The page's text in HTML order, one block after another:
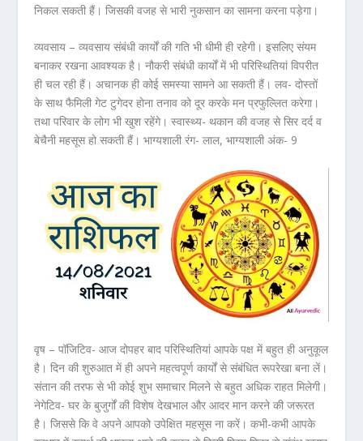
निकल सकती हैं। जिसकी वजह से भारी नुकसान का सामना करना पड़ेगा।
व्यवसाय – व्यवसाय संबंधी कार्यों की गति भी धीमी ही रहेगी। इसलिए संयम
बनाकर रखना आवश्यक है। नौकरी संबंधी कार्यों में भी परिस्थितियां विपरीत
ही चल रही हैं। अचानक ही कोई समस्या सामने आ सकती हैं। लव- दोस्तों
के साथ फैमिली गेट टुगेदर होना तनाव को दूर करके मन प्रफुल्लित करेगा।
तथा परिवार के लोग भी खुश रहेंगे। स्वास्थ्य- थकान की वजह से सिर दर्द व
बेचैनी महसूस हो सकती हैं। भाग्यशाली रंग- लाल, भाग्यशाली अंक- 9
वृष – पॉजिटिव- आज दोपहर बाद परिस्थितियां आपके पक्ष में बहुत ही अनुकूल
है। दिन की शुरुआत में ही अपने महत्वपूर्ण कार्यों से संबंधित रूपरेखा बना लें।
संतान की तरफ से भी कोई शुभ समाचार मिलने से बहुत अधिक राहत मिलेगी।
नेगेटिव- घर के बुजुर्गों की विशेष देखभाल और आदर मान करने की जरूरत
है। जिससे कि वे अपने आपको उपेक्षित महसूस ना करें। कभी-कभी आपके